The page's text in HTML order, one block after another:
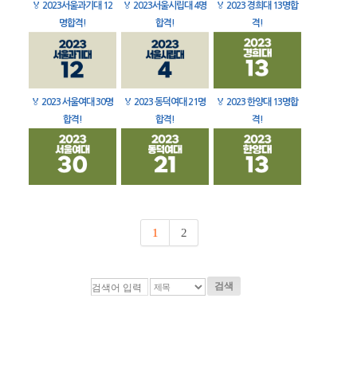
🏅 2023서울과기대 12
명합격!
🏅 2023서울시립대 4명
합격!
🏅 2023 경희대 13명합
격!
🏅 2023 서울여대 30명
합격!
🏅 2023 동덕여대 21명
합격!
🏅 2023 한양대 13명합
격!
1 2
검색